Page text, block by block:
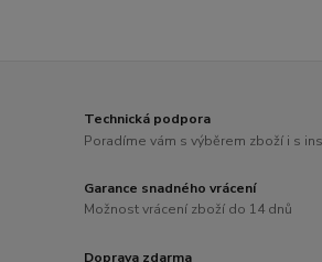
Technická podpora
Poradíme vám s výběrem zboží i s
Garance snadného vrácení
Možnost vrácení zboží do 14 dnů
Doprava zdarma